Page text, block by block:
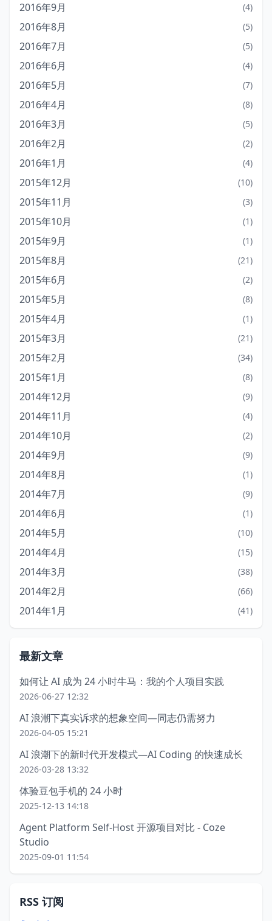
2016年9月 (4)
2016年8月 (5)
2016年7月 (5)
2016年6月 (4)
2016年5月 (7)
2016年4月 (8)
2016年3月 (5)
2016年2月 (2)
2016年1月 (4)
2015年12月 (10)
2015年11月 (3)
2015年10月 (1)
2015年9月 (1)
2015年8月 (21)
2015年6月 (2)
2015年5月 (8)
2015年4月 (1)
2015年3月 (21)
2015年2月 (34)
2015年1月 (8)
2014年12月 (9)
2014年11月 (4)
2014年10月 (2)
2014年9月 (9)
2014年8月 (1)
2014年7月 (9)
2014年6月 (1)
2014年5月 (10)
2014年4月 (15)
2014年3月 (38)
2014年2月 (66)
2014年1月 (41)
最新文章
如何让 AI 成为 24 小时牛马：我的个人项目实践
2026-06-27 12:32
AI 浪潮下真实诉求的想象空间—同志仍需努力
2026-04-05 15:21
AI 浪潮下的新时代开发模式—AI Coding 的快速成长
2026-03-28 13:32
体验豆包手机的 24 小时
2025-12-13 14:18
Agent Platform Self-Host 开源项目对比 - Coze
Studio
2025-09-01 11:54
RSS 订阅